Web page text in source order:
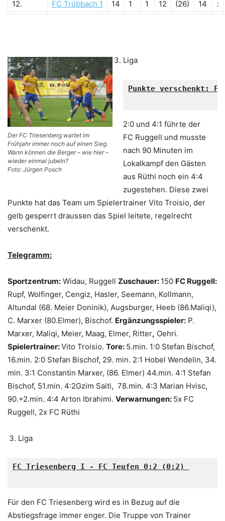
12. FC Trübbach 1 14 1 1 12 (26) 14 :
Der FC Triesenberg wartet im
Frühjahr immer noch auf einen Sieg.
Wann können die Berger – wie hier –
wieder einmal jubeln?
Foto: Jürgen Posch
Liga
Punkte verschenkt:
2:0 und 4:1 führte der
FC Ruggell und musste
nach 90 Minuten im
Lokalkampf den Gästen
aus Rüthi noch ein 4:4
zugestehen. Diese zwei
Punkte hat das Team um Spielertrainer Vito Troisio, der
gelb gesperrt draussen das Spiel leitete, regelrecht
verschenkt.
Telegramm:
Sportzentrum: Widau, Ruggell Zuschauer: 150 FC Ruggell:
Rupf, Wolfinger, Cengiz, Hasler, Seemann, Kollmann,
Altundal (68. Meier Doninik), Augsburger, Heeb (86.Maliqi),
C. Marxer (80.Elmer), Bischof. Ergänzungsspieler: P.
Marxer, Maliqi, Meier, Maag, Elmer, Ritter, Oehri.
Spielertrainer:Vito Troisio. Tore: 5.min. 1:0 Stefan Bischof,
16.min. 2:0 Stefan Bischof, 29. min. 2:1 Hobel Wendelin, 34.
min. 3:1 Constantin Marxer, (86. Elmer) 44.min. 4:1 Stefan
Bischof, 51.min. 4:2Gzim Saiti, 78.min. 4:3 Marian Hvisc,
90.+2.min. 4:4 Arton Ibrahimi. Verwarnungen: 5x FC
Ruggell, 2x FC Rüthi
Liga
FC Triesenberg I - FC Teufen 0:2 (0:2)
Für den FC Triesenberg wird es in Bezug auf die
Abstiegsfrage immer enger. Die Truppe von Trainer